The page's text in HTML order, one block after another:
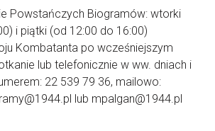
Powstańczych Biogramów: wtorki
i piątki (od 12:00 do 16:00)
Kombatanta po wcześniejszym
lub telefonicznie w ww. dniach i
22 539 79 36, mailowo:
lub mpalgan@1944.pl